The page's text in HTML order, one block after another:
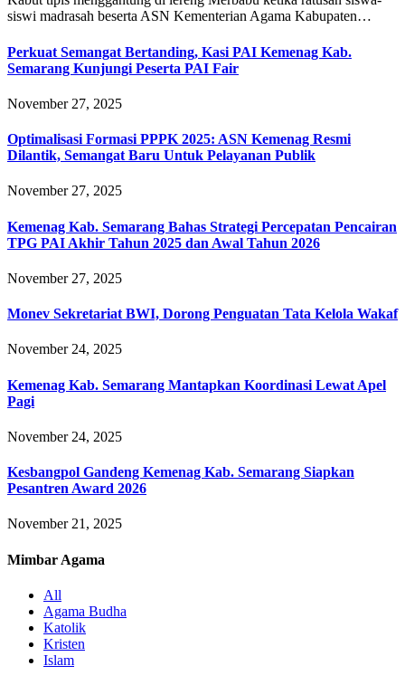
siswi madrasah beserta ASN Kementerian Agama Kabupaten…
Perkuat Semangat Bertanding, Kasi PAI Kemenag Kab.
Semarang Kunjungi Peserta PAI Fair
November 27, 2025
Optimalisasi Formasi PPPK 2025: ASN Kemenag Resmi
Dilantik, Semangat Baru Untuk Pelayanan Publik
November 27, 2025
Kemenag Kab. Semarang Bahas Strategi Percepatan Pencairan
TPG PAI Akhir Tahun 2025 dan Awal Tahun 2026
November 27, 2025
Monev Sekretariat BWI, Dorong Penguatan Tata Kelola Wakaf
November 24, 2025
Kemenag Kab. Semarang Mantapkan Koordinasi Lewat Apel
Pagi
November 24, 2025
Kesbangpol Gandeng Kemenag Kab. Semarang Siapkan
Pesantren Award 2026
November 21, 2025
Mimbar Agama
All
Agama Budha
Katolik
Kristen
Islam